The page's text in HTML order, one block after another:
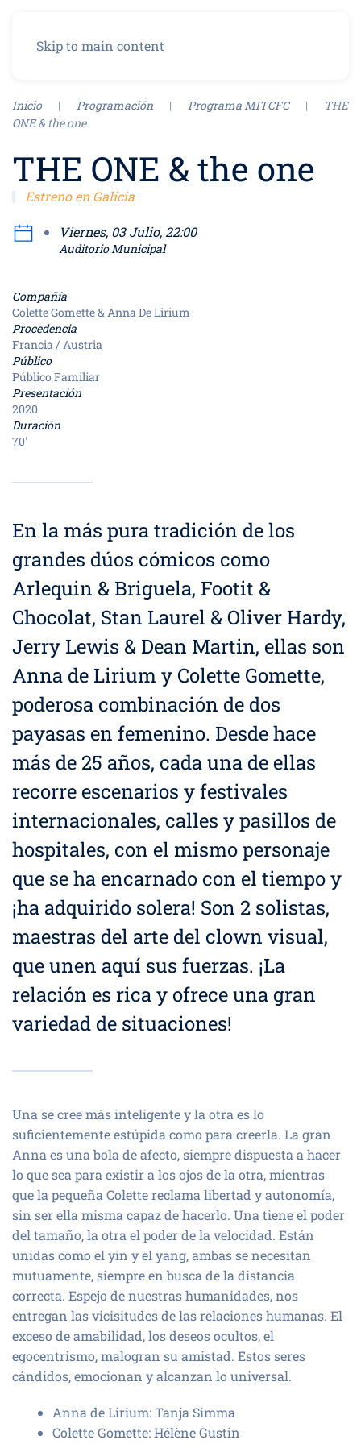
Skip to main content
Inicio Programación Programa MITCFC
THE
ONE & the one
THE ONE & the one
Estreno en Galicia
Viernes, 03 Julio, 22:00
Auditorio Municipal
Compañía
Colette Gomette & Anna De Lirium
Procedencia
Francia / Austria
Público
Público Familiar
Presentación
2020
Duración
70'
En la más pura tradición de los
grandes dúos cómicos como
Arlequin & Briguela, Footit &
Chocolat, Stan Laurel & Oliver Hardy,
Jerry Lewis & Dean Martin, ellas son
Anna de Lirium y Colette Gomette,
poderosa combinación de dos
payasas en femenino. Desde hace
más de 25 años, cada una de ellas
recorre escenarios y festivales
internacionales, calles y pasillos de
hospitales, con el mismo personaje
que se ha encarnado con el tiempo y
¡ha adquirido solera! Son 2 solistas,
maestras del arte del clown visual,
que unen aquí sus fuerzas. ¡La
relación es rica y ofrece una gran
variedad de situaciones!
Una se cree más inteligente y la otra es lo
suficientemente estúpida como para creerla. La gran
Anna es una bola de afecto, siempre dispuesta a hacer
lo que sea para existir a los ojos de la otra, mientras
que la pequeña Colette reclama libertad y autonomía,
sin ser ella misma capaz de hacerlo. Una tiene el poder
del tamaño, la otra el poder de la velocidad. Están
unidas como el yin y el yang, ambas se necesitan
mutuamente, siempre en busca de la distancia
correcta. Espejo de nuestras humanidades, nos
entregan las vicisitudes de las relaciones humanas. El
exceso de amabilidad, los deseos ocultos, el
egocentrismo, malogran su amistad. Estos seres
cándidos, emocionan y alcanzan lo universal.
Anna de Lirium: Tanja Simma
Colette Gomette: Hélène Gustin